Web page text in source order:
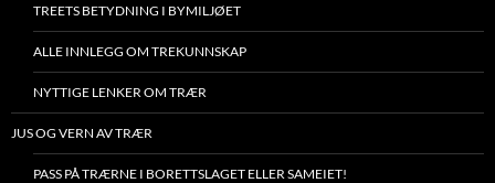
TREETS BETYDNING I BYMILJØET
ALLE INNLEGG OM TREKUNNSKAP
NYTTIGE LENKER OM TRÆR
JUS OG VERN AV TRÆR
PASS PÅ TRÆRNE I BORETTSLAGET ELLER SAMEIET!